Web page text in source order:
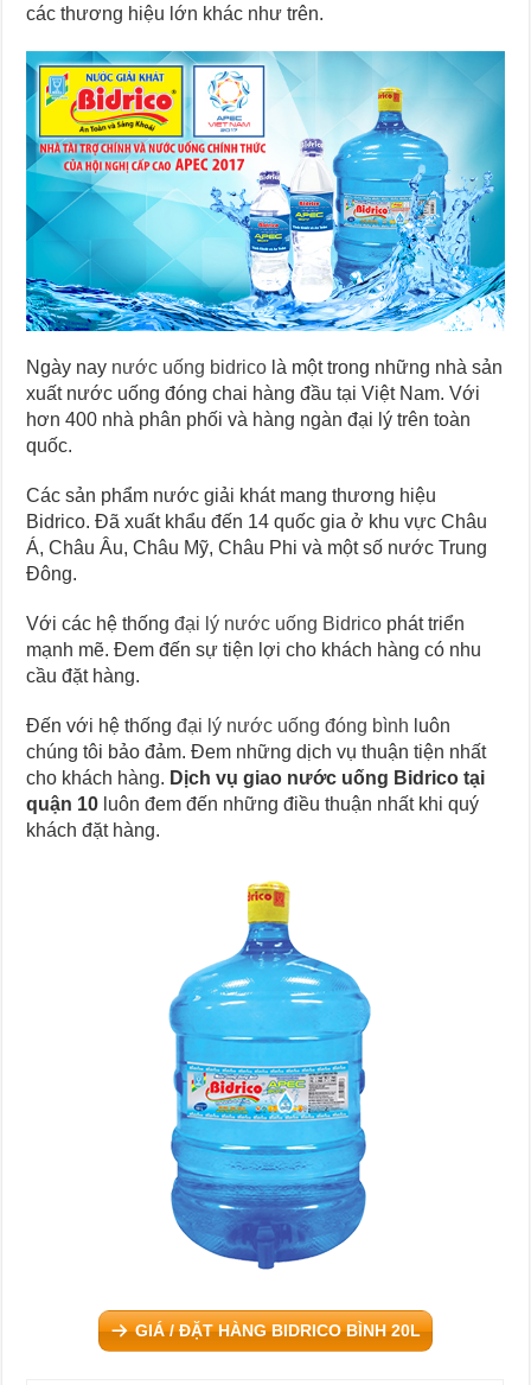
các thương hiệu lớn khác như trên.
Ngày nay nước uống bidrico là một trong những nhà sản
xuất nước uống đóng chai hàng đầu tại Việt Nam. Với
hơn 400 nhà phân phối và hàng ngàn đại lý trên toàn
quốc.
Các sản phẩm nước giải khát mang thương hiệu
Bidrico. Đã xuất khẩu đến 14 quốc gia ở khu vực Châu
Á, Châu Âu, Châu Mỹ, Châu Phi và một số nước Trung
Đông.
Với các hệ thốngđại lý nước uống Bidrico phát triển
mạnh mẽ. Đem đến sự tiện lợi cho khách hàng có nhu
cầu đặt hàng.
Đến với hệ thốngđại lý nước uống đóng bình luôn
chúng tôi bảo đảm. Đem những dịch vụ thuận tiện nhất
cho khách hàng. Dịch vụ giao nước uống Bidrico tại
quận 10 luôn đem đến những điều thuận nhất khi quý
khách đặt hàng.
GIÁ / ĐẶT HÀNG BIDRICO BÌNH 20L